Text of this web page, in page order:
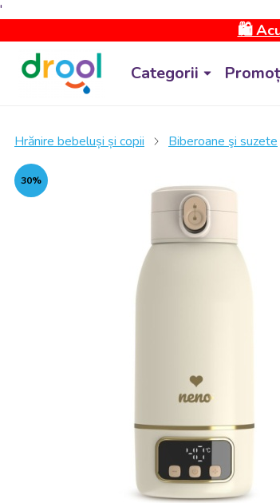
'
🛍️
Categorii
Hrănire bebeluși și copii Biberoane şi suzete
30%